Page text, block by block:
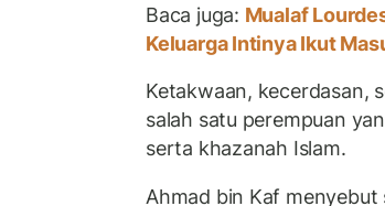
Baca juga: Mualaf
Keluarga Intinya Ikut
Ketakwaan, kecerdasan,
salah satu perempuan
serta khazanah Islam.
Ahmad bin Kaf menyebut